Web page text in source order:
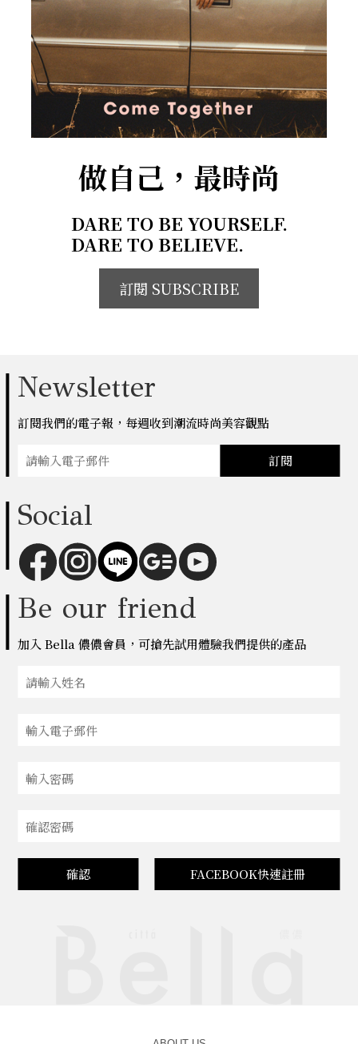
做自己，最時尚
DARE TO BE YOURSELF.
DARE TO BELIEVE.
訂閱 SUBSCRIBE
Newsletter
訂閱我們的電子報，每週收到潮流時尚美容觀點
訂閱
Social
Be our friend
加入 Bella 儂儂會員，可搶先試用體驗我們提供的產品
確認 FACEBOOK快速註冊